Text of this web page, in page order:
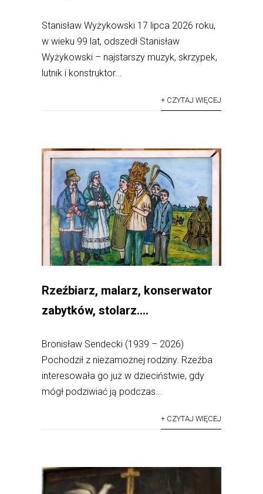
Stanisław Wyżykowski 17 lipca 2026 roku,
w wieku 99 lat, odszedł Stanisław
Wyżykowski – najstarszy muzyk, skrzypek,
lutnik i konstruktor...
+ CZYTAJ WIĘCEJ
Rzeźbiarz, malarz, konserwator
zabytków, stolarz….
Bronisław Sendecki (1939 – 2026)
Pochodził z niezamożnej rodziny. Rzeźba
interesowała go już w dzieciństwie, gdy
mógł podziwiać ją podczas...
+ CZYTAJ WIĘCEJ